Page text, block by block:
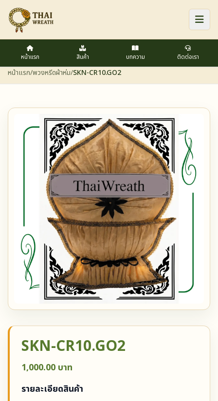
หน้าแรก สินค้า บทความ ติดต่อเรา
หน้าแรก/พวงหรีดผ้าห่ม/SKN-CR10.GO2
SKN-CR10.GO2
1,000.00 บาท
รายละเอียดสินค้า